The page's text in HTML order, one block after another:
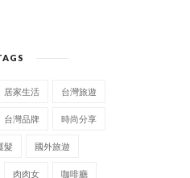
居家生活 台灣旅遊
台灣品牌 時尚分享
髮 國外旅遊
肉肉女 咖啡廳